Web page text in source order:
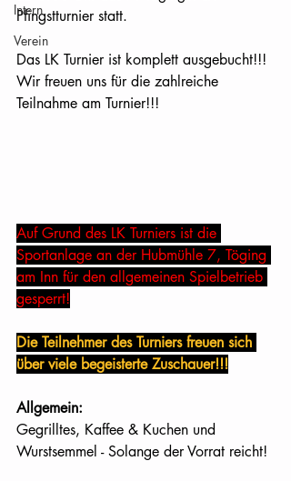
Intern
Verein
Pfingstturnier statt.
Das LK Turnier ist komplett ausgebucht!!!
Wir freuen uns für die zahlreiche
Teilnahme am Turnier!!!
Auf Grund des LK Turniers ist die
Sportanlage an der Hubmühle 7, Töging
am Inn für den allgemeinen Spielbetrieb
gesperrt!
Die Teilnehmer des Turniers freuen sich
über viele begeisterte Zuschauer!!!
Allgemein:
Gegrilltes, Kaffee & Kuchen und
Wurstsemmel - Solange der Vorrat reicht!